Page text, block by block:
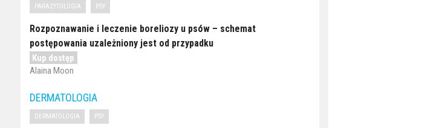
PARAZYTOLOGIA PSY
Rozpoznawanie i leczenie boreliozy u psów – schemat
postępowania uzależniony jest od przypadku
Kup dostęp
Alaina Moon
DERMATOLOGIA
DERMATOLOGIA PSY